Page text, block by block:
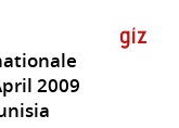
2009